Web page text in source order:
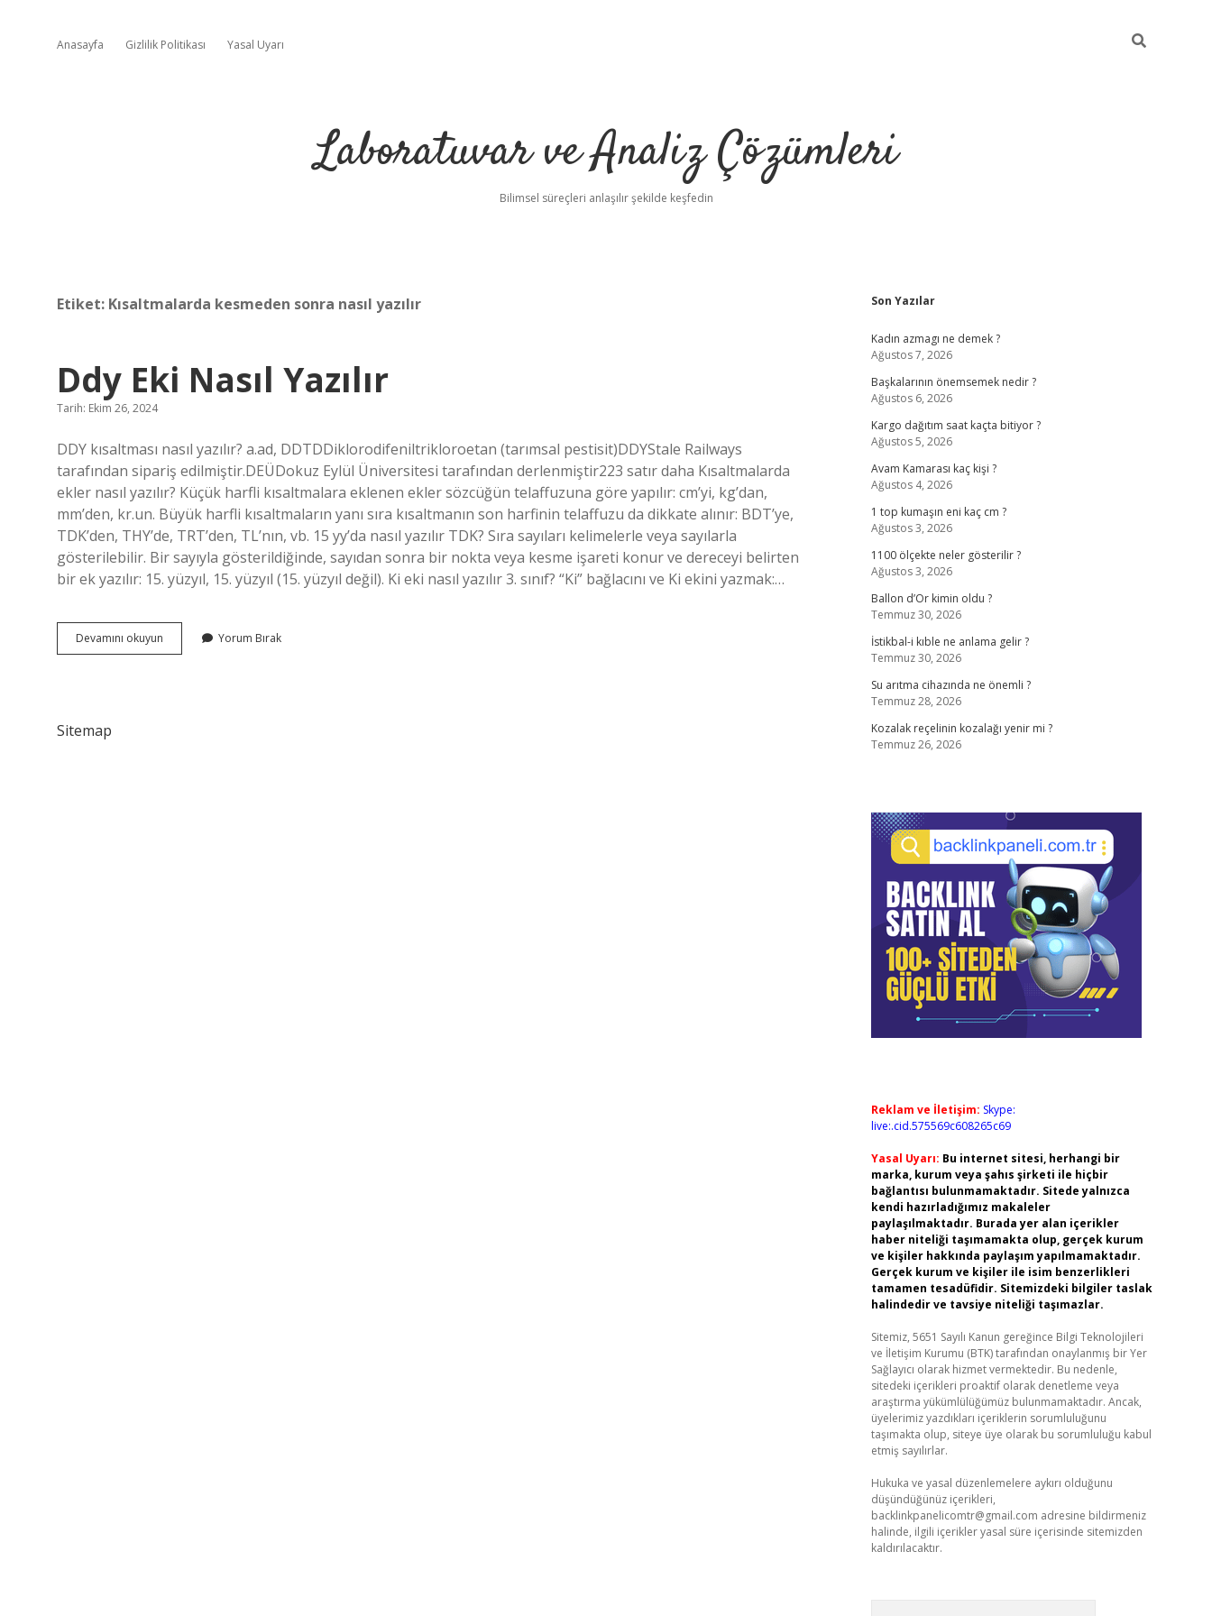
Anasayfa Gizlilik Politikası Yasal Uyarı
Laboratuvar ve Analiz Çözümleri
Bilimsel süreçleri anlaşılır şekilde keşfedin
Etiket: Kısaltmalarda kesmeden sonra nasıl yazılır
Ddy Eki Nasıl Yazılır
Tarih: Ekim 26, 2024
DDY kısaltması nasıl yazılır? a.ad, DDTDDiklorodifeniltrikloroetan (tarımsal pestisit)DDYStale Railways
tarafından sipariş edilmiştir.DEÜDokuz Eylül Üniversitesi tarafından derlenmiştir223 satır daha Kısaltmalarda
ekler nasıl yazılır? Küçük harfli kısaltmalara eklenen ekler sözcüğün telaffuzuna göre yapılır: cm’yi, kg’dan,
mm’den, kr.un. Büyük harfli kısaltmaların yanı sıra kısaltmanın son harfinin telaffuzu da dikkate alınır: BDT’ye,
TDK’den, THY’de, TRT’den, TL’nın, vb. 15 yy’da nasıl yazılır TDK? Sıra sayıları kelimelerle veya sayılarla
gösterilebilir. Bir sayıyla gösterildiğinde, sayıdan sonra bir nokta veya kesme işareti konur ve dereceyi belirten
bir ek yazılır: 15. yüzyıl, 15. yüzyıl (15. yüzyıl değil). Ki eki nasıl yazılır 3. sınıf? “Ki” bağlacını ve Ki ekini yazmak:…
Devamını okuyun
Eki
Yorum Bırak
Sitemap
Sidebar
Son Yazılar
Kadın azmagı ne demek ?
Ağustos 7, 2026
Başkalarının önemsemek nedir ?
Ağustos 6, 2026
Kargo dağıtım saat kaçta bitiyor ?
Ağustos 5, 2026
Avam Kamarası kaç kişi ?
Ağustos 4, 2026
1 top kumaşın eni kaç cm ?
Ağustos 3, 2026
1100 ölçekte neler gösterilir ?
Ağustos 3, 2026
Ballon d’Or kimin oldu ?
Temmuz 30, 2026
İstikbal-i kıble ne anlama gelir ?
Temmuz 30, 2026
Su arıtma cihazında ne önemli ?
Temmuz 28, 2026
Kozalak reçelinin kozalağı yenir mi ?
Temmuz 26, 2026
Reklam ve İletişim: Skype:
live:.cid.575569c608265c69
Yasal Uyarı: Bu internet sitesi, herhangi bir
marka, kurum veya şahıs şirketi ile hiçbir
bağlantısı bulunmamaktadır. Sitede yalnızca
kendi hazırladığımız makaleler
paylaşılmaktadır. Burada yer alan içerikler
haber niteliği taşımamakta olup, gerçek kurum
ve kişiler hakkında paylaşım yapılmamaktadır.
Gerçek kurum ve kişiler ile isim benzerlikleri
tamamen tesadüfidir. Sitemizdeki bilgiler taslak
halindedir ve tavsiye niteliği taşımazlar.
Sitemiz, 5651 Sayılı Kanun gereğince Bilgi Teknolojileri
ve İletişim Kurumu (BTK) tarafından onaylanmış bir Yer
Sağlayıcı olarak hizmet vermektedir. Bu nedenle,
sitedeki içerikleri proaktif olarak denetleme veya
araştırma yükümlülüğümüz bulunmamaktadır. Ancak,
üyelerimiz yazdıkları içeriklerin sorumluluğunu
taşımakta olup, siteye üye olarak bu sorumluluğu kabul
etmiş sayılırlar.
Hukuka ve yasal düzenlemelere aykırı olduğunu
düşündüğünüz içerikleri,
backlinkpanelicomtr@gmail.com adresine bildirmeniz
halinde, ilgili içerikler yasal süre içerisinde sitemizden
kaldırılacaktır.